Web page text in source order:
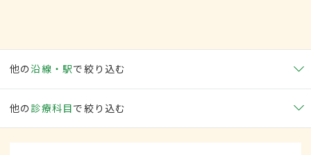
他の沿線・駅で絞り込む
他の 診療科目で絞り込む